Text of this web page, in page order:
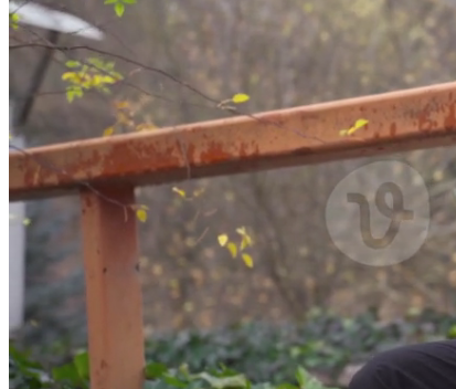
Vorlagen
Vektoren
Videos
Motion Graphics
Redaktionelle Bilder
Redaktionelle Ereignisse